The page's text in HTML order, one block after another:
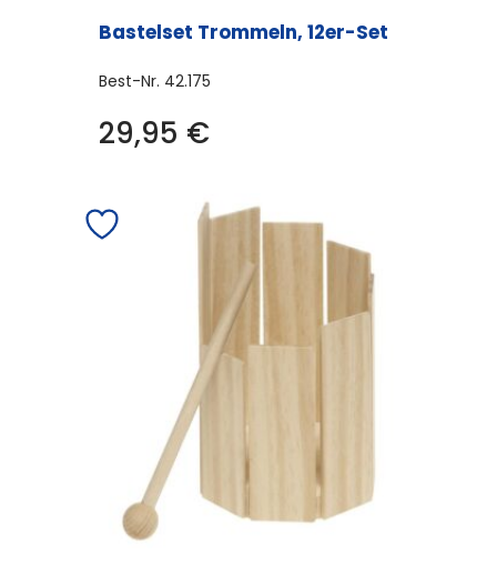
Bastelset Trommeln, 12er-Set
Best-Nr. 42.175
29,95 €